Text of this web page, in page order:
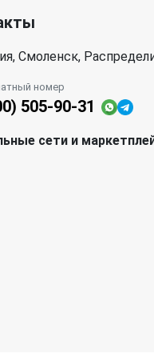
Смоленск,
номер
505-90-31
сети и